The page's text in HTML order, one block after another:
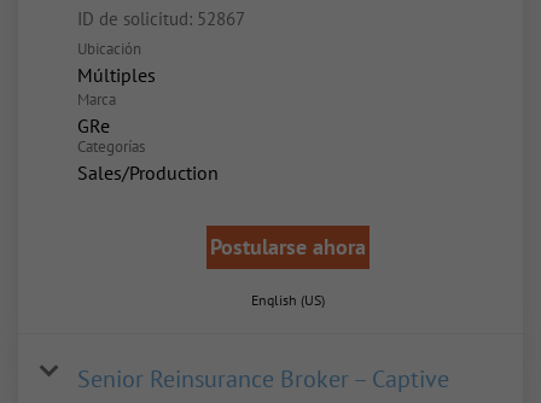
ID de solicitud: 52867
Ubicación
Múltiples
Marca
GRe
Categorías
Sales/Production
Postularse ahora
English (US)
Senior Reinsurance Broker – Captive